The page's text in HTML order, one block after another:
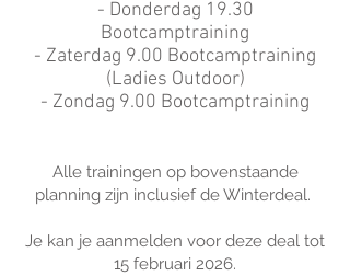
- Donderdag 19.30
Bootcamptraining
- Zaterdag 9.00 Bootcamptraining
(Ladies Outdoor)
- Zondag 9.00 Bootcamptraining
Alle trainingen op bovenstaande
planning zijn inclusief de Winterdeal.
Je kan je aanmelden voor deze deal tot
15 februari 2026.